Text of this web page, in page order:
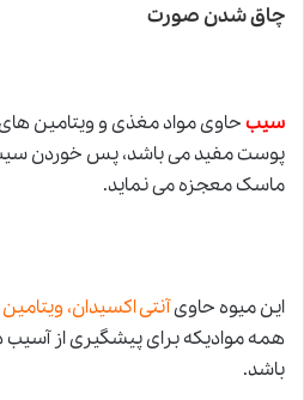
چاق شدن صورت
سیبحاوی مواد مغذی و ویتامین
پوست مفید می باشد، پس خوردن
ماسک معجزه می نماید.
این میوه حاویآنتی اکسیدان،
همه موادیکه برای پیشگیری از
باشد.